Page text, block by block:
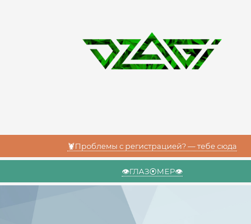
🦞Проблемы с регистрацией? — тебе сюда
👁️ГЛАЗ⦿МЕР👁️